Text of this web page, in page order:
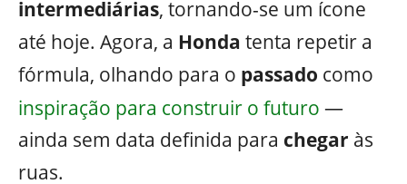
intermediárias, tornando-se um ícone
até hoje. Agora, a Honda tenta repetir a
fórmula, olhando para o passado como
inspiração para construir o futuro —
ainda sem data definida para chegar às
ruas.